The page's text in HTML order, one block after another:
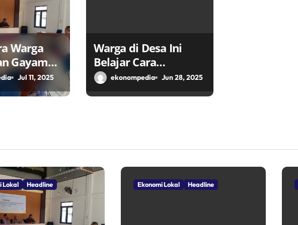
Warga
Gayam
Desa
Ekonomi
Jul 11, 2025
Warga di Desa Ini
Belajar Cara
Kembangkan Potensi
ekonompedia Jun 28, 2025
Lokal Headline Ekonomi Lokal Headline